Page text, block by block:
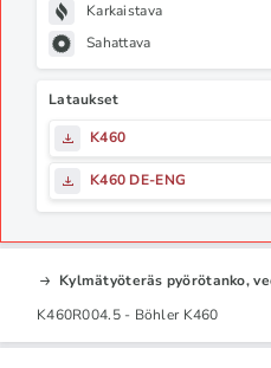
Karkaistava
Sahattava
Lataukset
K460
K460 DE-ENG
Kylmätyöteräs pyörötanko,
K460R004.5 - Böhler K460